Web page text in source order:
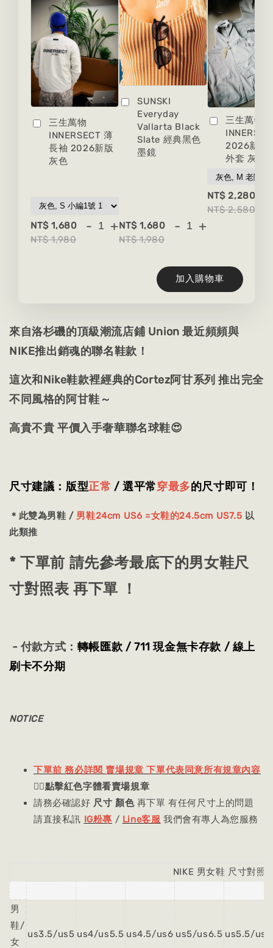
三生萬物
INNERSECT 薄
長袖 2026新版
灰色
NT$ 1,680
NT$ 1,980
- +
SUNSKI
Everyday
Vallarta Black
Slate 經典黑色
墨鏡
NT$ 1,680
NT$ 1,980
- +
三生萬物
2026新版
外套 灰色
NT$ 2,280
NT$ 2,580
加入購物車
來自洛杉磯的頂級潮流店鋪 Union 最近頻頻與
NIKE推出銷魂的聯名鞋款！
這次和Nike鞋款裡經典的Cortez阿甘系列 推出完全
不同風格的阿甘鞋～
高貴不貴 平價入手奢華聯名球鞋😍
尺寸建議：版型正常 / 選平常穿最多的尺寸即可 ！
＊此雙為男鞋 / 男鞋24cm US6 =女鞋的24.5cm US7.5 以
此類推
* 下單前 請先參考最底下的男女鞋尺
寸對照表 再下單 ！
- 付款方式： 轉帳匯款 / 711 現金無卡存款 / 線上
刷卡不分期
NOTICE
下單前 務必詳閱 賣場規章 下單代表同意所有規章內容
👈🏻點擊紅色字體看賣場規章
請務必確認好 尺寸 顏色再下單 有任何尺寸上的問題
請直接私訊 IG粉專 / Line客服 我們會有專人為您服務
NIKE 男女鞋 尺寸對照
男
鞋/
女
us3.5/us5 us4/us5.5 us4.5/us6 us5/us6.5 us5.5/us7